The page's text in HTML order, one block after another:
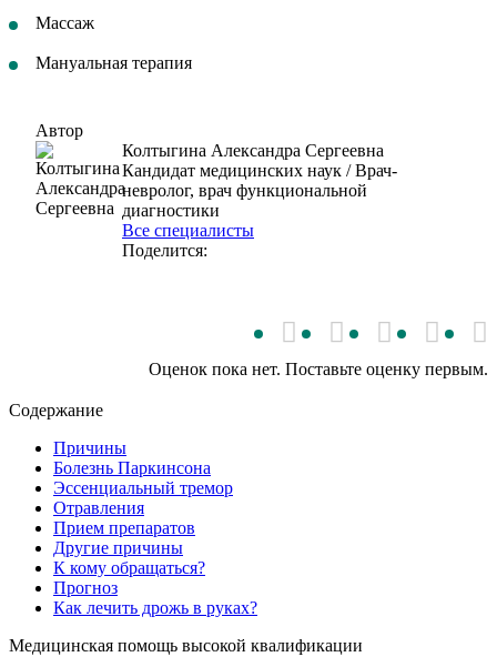
Массаж
Мануальная терапия
Автор
Колтыгина Александра Сергеевна
Кандидат медицинских наук / Врач-
невролог, врач функциональной
диагностики
Все специалисты
Поделится:
Оценок пока нет. Поставьте оценку первым.
Содержание
Причины
Болезнь Паркинсона
Эссенциальный тремор
Отравления
Прием препаратов
Другие причины
К кому обращаться?
Прогноз
Как лечить дрожь в руках?
Медицинская помощь высокой квалификации